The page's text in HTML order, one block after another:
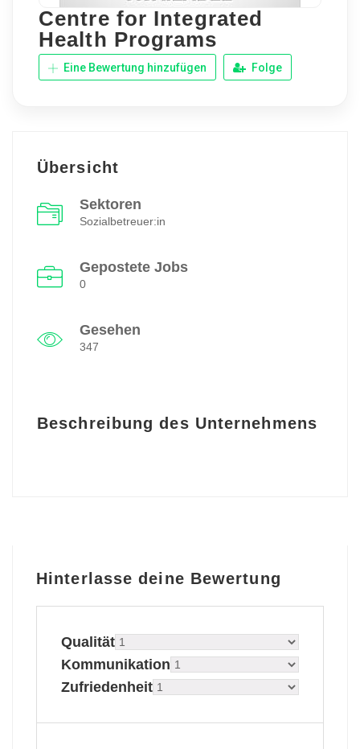
Centre for Integrated
Health Programs
Eine Bewertung hinzufügen Folge
Übersicht
Sektoren
Sozialbetreuer:in
Gepostete Jobs
0
Gesehen
347
Beschreibung des Unternehmens
Hinterlasse deine Bewertung
Qualität
Kommunikation
Zufriedenheit